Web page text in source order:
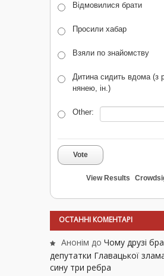
Відмовилися брати
Просили хабар
Взяли по знайомству
Дитина сидить вдома (з
нянею, ін.)
Other:
Vote
View Results
ОСТАННІ КОМЕНТАРІ
Анонім до Чому друзі
депутатки Главацької
сину три ребра